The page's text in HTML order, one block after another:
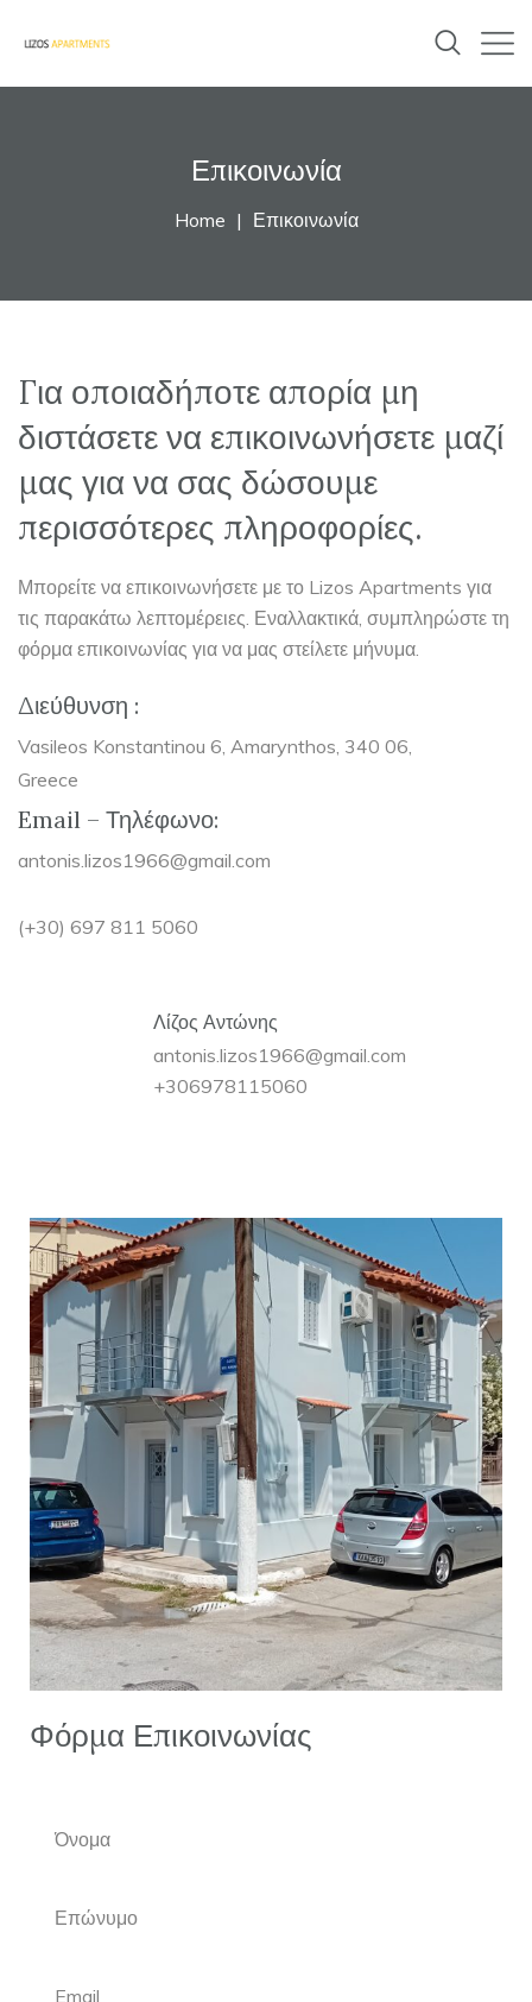
Επικοινωνία
Home Επικοινωνία
Για οποιαδήποτε απορία μη
διστάσετε να επικοινωνήσετε μαζί
μας για να σας δώσουμε
περισσότερες πληροφορίες.
Μπορείτε να επικοινωνήσετε με το Lizos Apartments για
τις παρακάτω λεπτομέρειες. Εναλλακτικά, συμπληρώστε τη
φόρμα επικοινωνίας για να μας στείλετε μήνυμα.
Διεύθυνση :
Vasileos Konstantinou 6, Amarynthos, 340 06,
Greece
Email – Τηλέφωνο:
antonis.lizos1966@gmail.com
(+30) 697 811 5060
Λίζος Αντώνης
antonis.lizos1966@gmail.com
+306978115060
Φόρμα Επικοινωνίας